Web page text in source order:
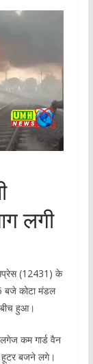
लगी
(12431) के
बजे कोटा मंडल
हुआ।
कम गार्ड वैन
हूटर बजने लगे।